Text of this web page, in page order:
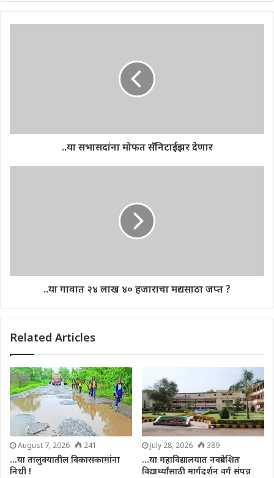
..या सभासदांना मोफत सॅनिटाईझर देणार
..या गावात २४ लाख ४० हजाराचा मद्यसाठा जप्त ?
Related Articles
August 7, 2026 241
…या तालुक्यातील विकासकामांना
निधी !
July 28, 2026 389
…या महाविद्यालयात नवप्रवेशित
विद्यार्थ्यांसाठी मार्गदर्शन वर्ग संपन्न